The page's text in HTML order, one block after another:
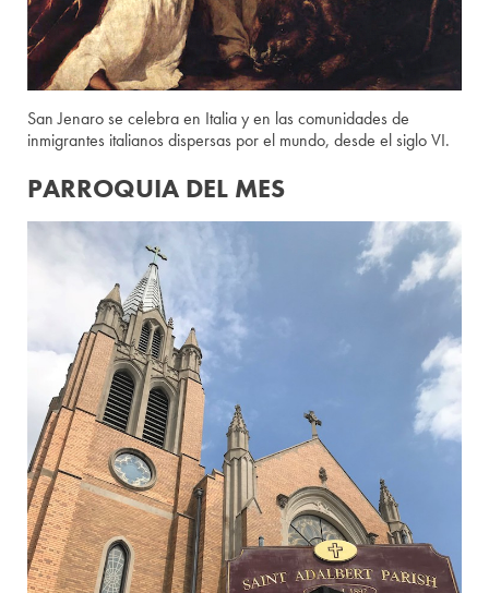
San Jenaro se celebra en Italia y en las comunidades de
inmigrantes italianos dispersas por el mundo, desde el siglo VI.
PARROQUIA DEL MES